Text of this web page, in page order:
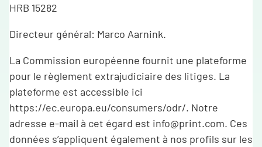
HRB 15282
Directeur général: Marco Aarnink.
La Commission européenne fournit une plateforme
pour le règlement extrajudiciaire des litiges. La
plateforme est accessible ici
https://ec.europa.eu/consumers/odr/. Notre
adresse e-mail à cet égard est info@print.com. Ces
données s’appliquent également à nos profils sur les